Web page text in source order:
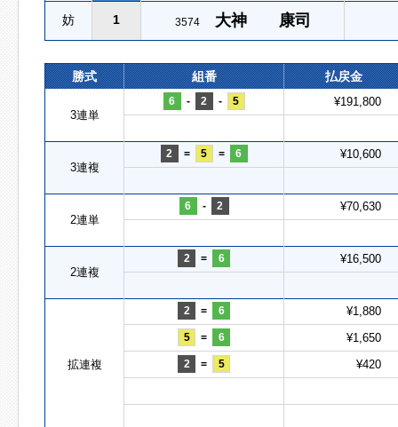
妨 1 3574 大神 康司
勝式 組番 払戻金
3連単
6 - 2 - 5 ¥191,800
3連複
2 = 5 = 6 ¥10,600
2連単
6 - 2 ¥70,630
2連複
2 = 6 ¥16,500
拡連複
2 = 6 ¥1,880
5 = 6 ¥1,650
2 = 5 ¥420